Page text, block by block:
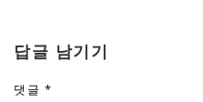
답글 남기기
댓글 *